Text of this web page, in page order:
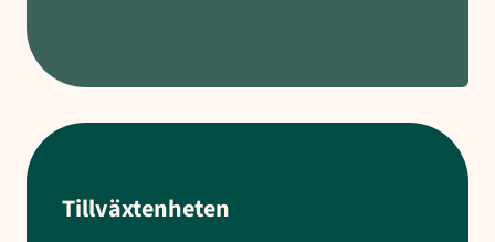
Tillväxtenheten